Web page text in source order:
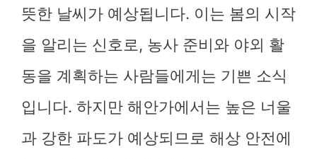
뜻한 날씨가 예상됩니다. 이는 봄의 시작
을 알리는 신호로, 농사 준비와 야외 활
동을 계획하는 사람들에게는 기쁜 소식
입니다. 하지만 해안가에서는 높은 너울
과 강한 파도가 예상되므로 해상 안전에